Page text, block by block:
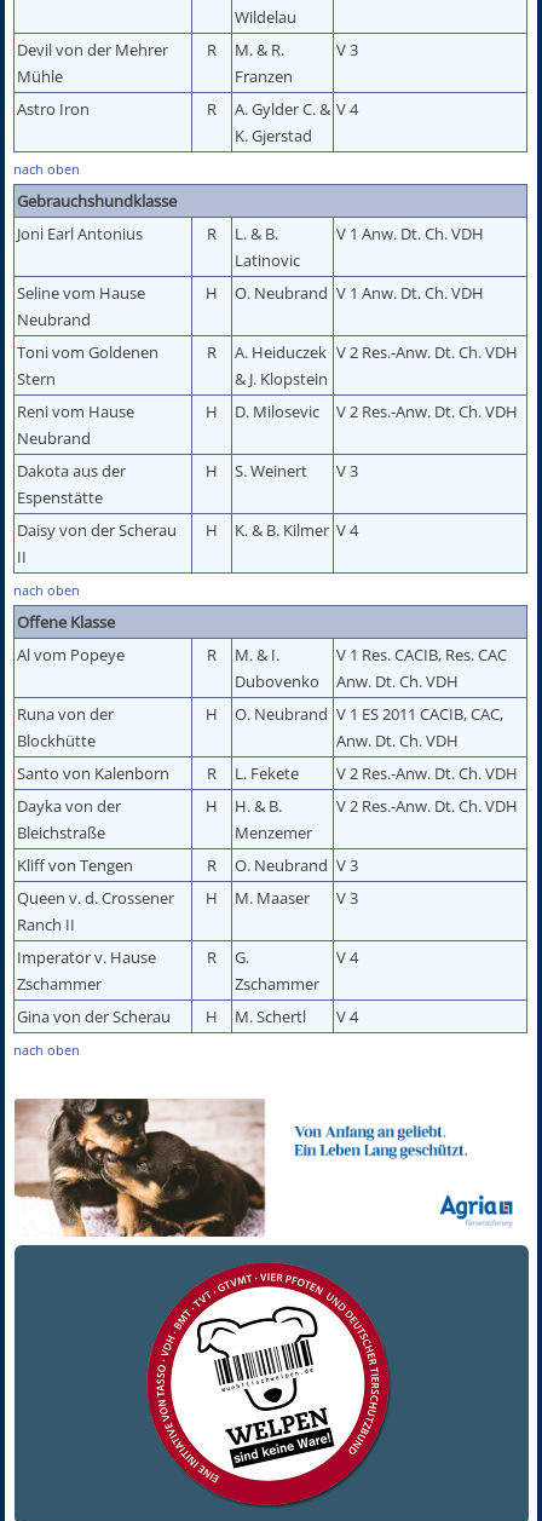
Wildelau
Devil von der Mehrer
Mühle
R
M. & R.
Franzen
V 3
Astro Iron R
A. Gylder C. &
K. Gjerstad
V 4
nach oben
Gebrauchshundklasse
Joni Earl Antonius
R
L. & B.
Latinovic
V 1 Anw. Dt. Ch. VDH
Seline vom Hause
Neubrand
H O. Neubrand V 1 Anw. Dt. Ch. VDH
Toni vom Goldenen
Stern
R
A. Heiduczek
& J. Klopstein
V 2 Res.-Anw. Dt. Ch. VDH
Reni vom Hause
Neubrand
H D. Milosevic V 2 Res.-Anw. Dt. Ch. VDH
Dakota aus der
Espenstätte
H S. Weinert V 3
Daisy von der Scherau
II
H K. & B. Kilmer V 4
nach oben
Offene Klasse
Al vom Popeye
R
M. & I.
Dubovenko
V 1 Res. CACIB, Res. CAC
Anw. Dt. Ch. VDH
Runa von der
Blockhütte
H O. Neubrand V 1 ES 2011 CACIB, CAC,
Anw. Dt. Ch. VDH
Santo von Kalenborn
R L. Fekete
V 2 Res.-Anw. Dt. Ch. VDH
Dayka von der
Bleichstraße
H
H. & B.
Menzemer
V 2 Res.-Anw. Dt. Ch. VDH
Kliff von Tengen R O. Neubrand V 3
Queen v. d. Crossener
Ranch II
H M. Maaser V 3
Imperator v. Hause
Zschammer
R
G.
Zschammer
V 4
Gina von der Scherau H M. Schertl V 4
nach oben